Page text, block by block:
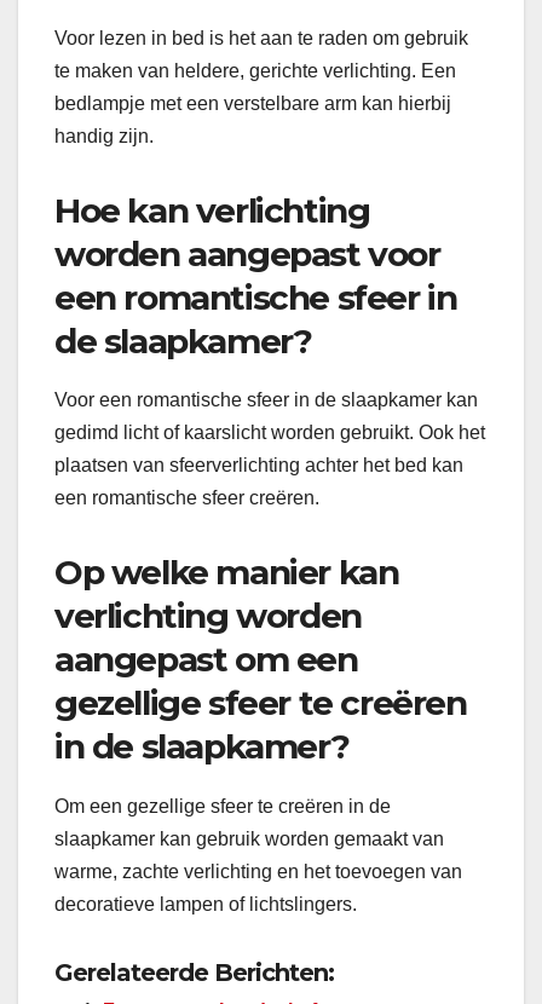
Voor lezen in bed is het aan te raden om gebruik
te maken van heldere, gerichte verlichting. Een
bedlampje met een verstelbare arm kan hierbij
handig zijn.
Hoe kan verlichting
worden aangepast voor
een romantische sfeer in
de slaapkamer?
Voor een romantische sfeer in de slaapkamer kan
gedimd licht of kaarslicht worden gebruikt. Ook het
plaatsen van sfeerverlichting achter het bed kan
een romantische sfeer creëren.
Op welke manier kan
verlichting worden
aangepast om een
gezellige sfeer te creëren
in de slaapkamer?
Om een gezellige sfeer te creëren in de
slaapkamer kan gebruik worden gemaakt van
warme, zachte verlichting en het toevoegen van
decoratieve lampen of lichtslingers.
Gerelateerde Berichten: